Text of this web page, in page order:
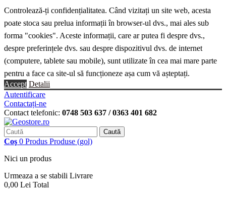
Controlează-ți confidențialitatea. Când vizitați un site web, acesta
poate stoca sau prelua informații în browser-ul dvs., mai ales sub
forma "cookies". Aceste informații, care ar putea fi despre dvs.,
despre preferințele dvs. sau despre dispozitivul dvs. de internet
(computere, tablete sau mobile), sunt utilizate în cea mai mare parte
pentru a face ca site-ul să funcționeze așa cum vă așteptați.
Accept Detalii
Autentificare
Contactați-ne
Contact telefonic: 0748 503 637 / 0363 401 682
Caută
Coş 0 Produs Produse (gol)
Nici un produs
Urmeaza a se stabili Livrare
0,00 Lei Total